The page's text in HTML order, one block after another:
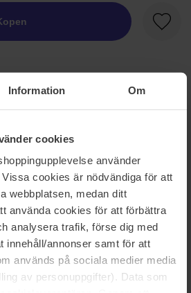
Information Om
cookies
använder
cookies är nödvändiga för att
webbplatsen, medan ditt
använda cookies för att förbättra
analysera trafik, förse dig med
innehåll/annonser samt för att
används på sociala medier media
av personuppgifter). Data som
transparante, crèmige lippenstift met
UVA/UVB-filter beschermt de lippen
Verkrijgbaar in zowel transparante
kloofjes en kloven. Helpt beschermen
van UV-blootstelling met SPF 15.